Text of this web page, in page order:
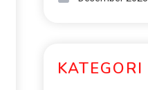
KATEGORI